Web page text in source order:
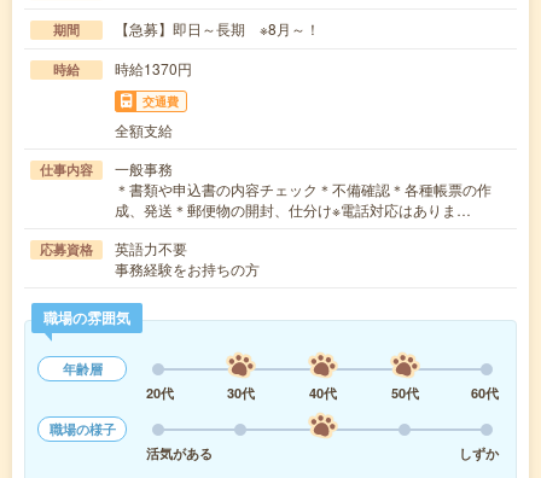
期間 【急募】即日～長期 ※8月～！
時給 時給1370円
交通費
全額支給
仕事内容
一般事務
＊書類や申込書の内容チェック＊不備確認＊各種帳票の作
成、発送＊郵便物の開封、仕分け※電話対応はありま…
応募資格
英語力不要
事務経験をお持ちの方
職場の雰囲気
年齢層
20代
30代 40代 50代
60代
職場の様子
活気がある
しずか